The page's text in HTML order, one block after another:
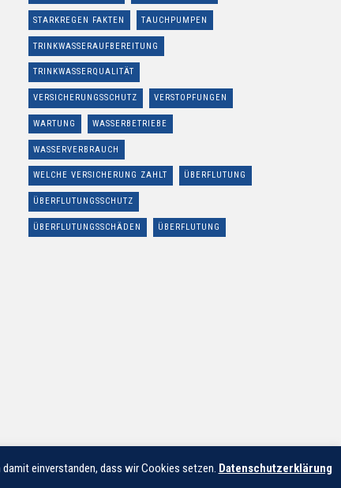
STARKREGEN FAKTEN TAUCHPUMPEN
TRINKWASSERAUFBEREITUNG
TRINKWASSERQUALITÄT
VERSICHERUNGSSCHUTZ VERSTOPFUNGEN
WARTUNG WASSERBETRIEBE
WASSERVERBRAUCH
WELCHE VERSICHERUNG ZAHLT ÜBERFLUTUNG
ÜBERFLUTUNGSSCHUTZ
ÜBERFLUTUNGSSCHÄDEN ÜBERFLUTUNG
damit einverstanden, dass wir Cookies setzen. Datenschutzerklärung